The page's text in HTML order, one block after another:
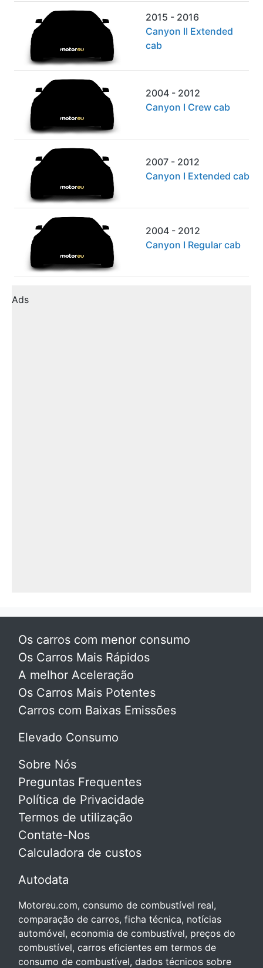
2015 - 2016
Canyon II Extended
cab
2004 - 2012
Canyon I Crew cab
2007 - 2012
Canyon I Extended cab
2004 - 2012
Canyon I Regular cab
Ads
Os carros com menor consumo
Os Carros Mais Rápidos
A melhor Aceleração
Os Carros Mais Potentes
Carros com Baixas Emissões
Elevado Consumo
Sobre Nós
Preguntas Frequentes
Política de Privacidade
Termos de utilização
Contate-Nos
Calculadora de custos
Autodata
Motoreu.com, consumo de combustível real,
comparação de carros, ficha técnica, notícias
automóvel, economia de combustível, preços do
combustível, carros eficientes em termos de
consumo de combustível, dados técnicos sobre